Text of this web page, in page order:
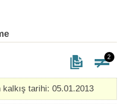
2
tarihi: 05.01.2013